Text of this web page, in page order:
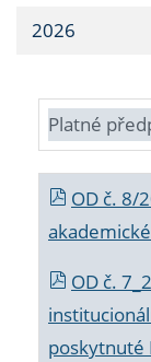
2026
Platné
OD č. 8/
OD č.
poskytnuté